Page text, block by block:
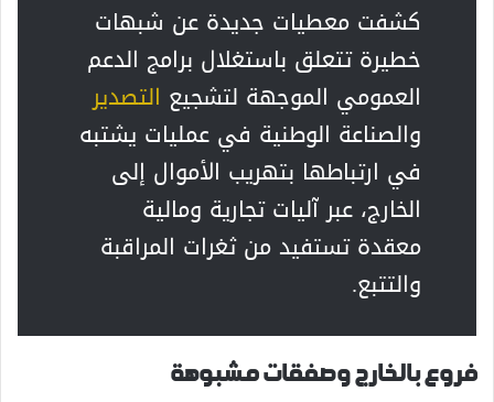
كشفت معطيات جديدة عن شبهات
خطيرة تتعلق باستغلال برامج الدعم
العمومي الموجهة لتشجيع التصدير
والصناعة الوطنية في عمليات يشتبه
في ارتباطها بتهريب الأموال إلى
الخارج، عبر آليات تجارية ومالية
معقدة تستفيد من ثغرات المراقبة
والتتبع.
فروع بالخارج وصفقات مشبوهة